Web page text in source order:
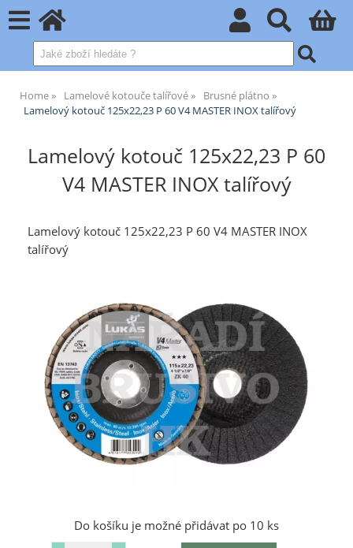
Home Lamelové kotouče talířové
Brusné plátno
Lamelový kotouč 125x22,23 P 60 V4 MASTER INOX talířový
Lamelový kotouč 125x22,23 P 60
V4 MASTER INOX talířový
Lamelový kotouč 125x22,23 P 60 V4 MASTER INOX
talířový
Do košíku je možné přidávat po 10 ks